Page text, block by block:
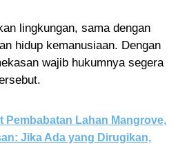
lingkungan, sama dengan
hidup kemanusiaan. Dengan
wajib hukumnya segera
Pembabatan Lahan Mangrove,
Jika Ada yang Dirugikan,